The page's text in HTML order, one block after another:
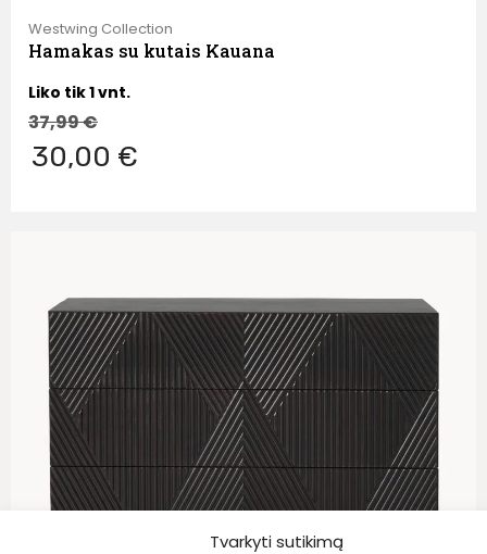
Tvarkyti sutikimą
Westwing Collection
Hamakas su kutais Kauana
Liko tik 1 vnt.
37,99€
30,00 €